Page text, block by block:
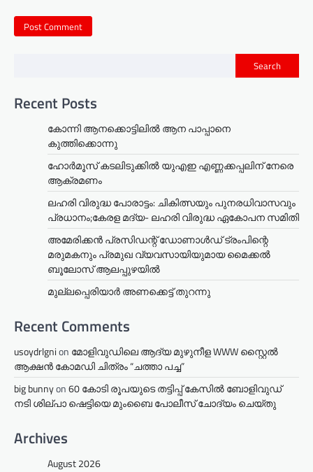
Search
Recent Posts
കോന്നി ആനക്കൊട്ടിലിൽ ആന പാപ്പാനെ
കുത്തിക്കൊന്നു
ഹോർമൂസ് കടലിടുക്കിൽ യുഎഇ എണ്ണക്കപ്പലിന് നേരെ
ആക്രമണം
ലഹരി വിരുദ്ധ പോരാട്ടം: ചികിത്സയും പുനരധിവാസവും
പ്രധാനം;കേരള മദ്യ- ലഹരി വിരുദ്ധ ഏകോപന സമിതി
അമേരിക്കൻ പ്രസിഡന്റ് ഡോണാൾഡ് ട്രംപിന്റെ
മരുമകനും പ്രമുഖ വ്യവസായിയുമായ മൈക്കൽ
ബൂലോസ് ആലപ്പുഴയിൽ
മുല്ലപ്പെരിയാര്‍ അണക്കെട്ട് തുറന്നു
Recent Comments
usoydrlgnion മോളിവുഡിലെ ആദ്യ മുഴുനീള WWW സ്റ്റൈൽ
ആക്ഷൻ കോമഡി ചിത്രം “ചത്താ പച്ച”
big bunnyon60 കോടി രൂപയുടെ തട്ടിപ്പ് കേസിൽ ബോളിവുഡ്
നടി ശില്പാ ഷെട്ടിയെ മുംബൈ പോലീസ് ചോദ്യം ചെയ്തു
Archives
August 2026